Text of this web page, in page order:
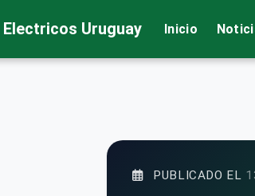
Electricos Uruguay Inicio
PUBLICADO EL